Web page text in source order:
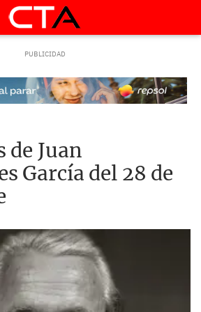
de Juan
García del 28 de